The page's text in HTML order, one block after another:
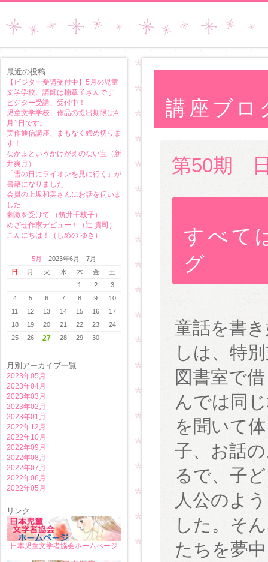
最近の投稿
【ビジター受講受付中】5月の児童
文学学校、講師は楠章子さんです
ビジター受講、受付中！
児童文学学校、作品の提出期限は4
月1日です。
実作通信講座、まもなく締め切りま
す！
なかまというかけがえのない宝（新
井爽月）
「雪の日にライオンを見に行く」が
書籍になりました
会員の上坂和美さんにお話を伺いま
した
刺激を受けて （筑井千枝子）
めざせ作家デビュー！（辻 貴司）
こんにちは！（しめの ゆき）
5月
2023年6月 7月
日
月 火 水 木 金
土
1
2
3
4
5 6 7 8 9
10
11
12 13 14 15 16
17
18
19 20 21 22 23
24
25
26 27 28 29 30
月別アーカイブ一覧
2023年05月
2023年04月
2023年03月
2023年02月
2023年01月
2022年12月
2022年10月
2022年09月
2022年08月
2022年07月
2022年06月
2022年05月
リンク
日本児童文学者協会ホームページ
講座ブロ
第50期
すべて
グ
童話を書
しは、特
図書室で
んでは同
を聞いて
子、お話
るで、子
人公のよ
した。そ
たちを夢